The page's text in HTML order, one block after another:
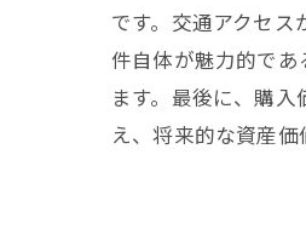
です。交通アクセ
件自体が魅力的で
ます。最後に、購
え、将来的な資産